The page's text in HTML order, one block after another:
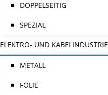
DOPPELSEITIG
SPEZIAL
ELEKTRO- UND KABELINDUSTRIE
METALL
FOLIE